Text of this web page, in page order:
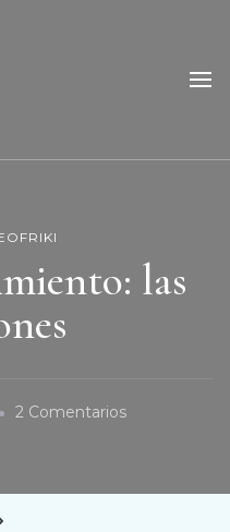
las
2 ComentariosEn